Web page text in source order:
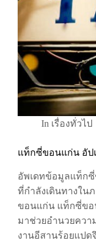
In เรื่องทั่วไป
แท็กซี่ขอนแก่น อัป
อัพเดทข้อมูลแท็ก
ที่กำลังเดินทางใน
ขอนแก่น แท็กซี่ขอ
มาช่วยอำนวยควา
งานอีสานร้อยแปด